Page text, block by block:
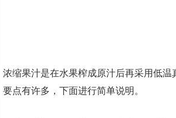
浓缩果汁是在水果榨成原汁后再采用低
要点有许多，下面进行简单说明。